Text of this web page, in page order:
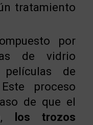
tratamiento
por
de vidrio
de
proceso
de que el
los trozos